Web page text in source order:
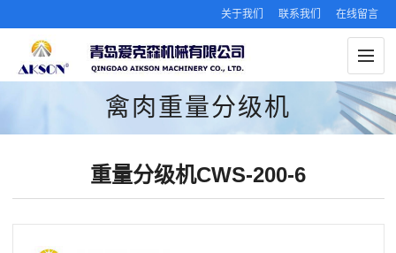
关于我们 联系我们 在线留言
禽肉重量分级机
重量分级机CWS-200-6